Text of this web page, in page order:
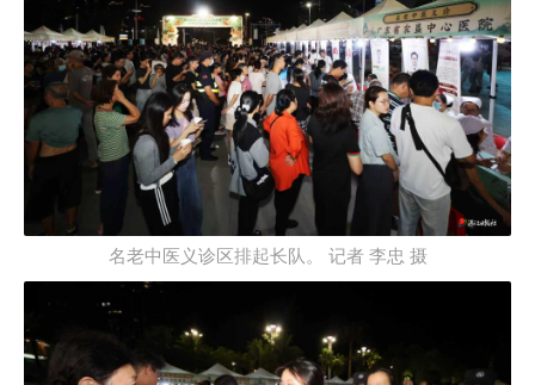
名老中医义诊区排起长队。 记者 李忠 摄